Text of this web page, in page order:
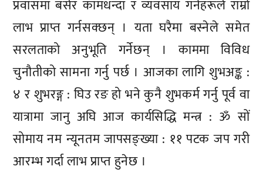
प्रवासमा बसेर कामधन्दा र व्यवसाय गर्नेहरूले राम्रो
लाभ प्राप्त गर्नसक्छन् । यता घरैमा बस्नेले समेत
सरलताको अनुभूति गर्नेछन् । काममा विविध
चुनौतीको सामना गर्नु पर्छ । आजका लागि शुभअङ्क :
४ र शुभरङ्ग : घिउ रङ हो भने कुनै शुभकर्म गर्नु पूर्व वा
यात्रामा जानु अघि आज कार्यसिद्धि मन्त्र : ॐ सों
सोमाय नम न्यूनतम जापसङ्ख्या : ११ पटक जप गरी
आरम्भ गर्दा लाभ प्राप्त हुनेछ ।